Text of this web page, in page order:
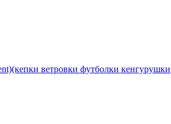
ветровки футболки кенгурушки